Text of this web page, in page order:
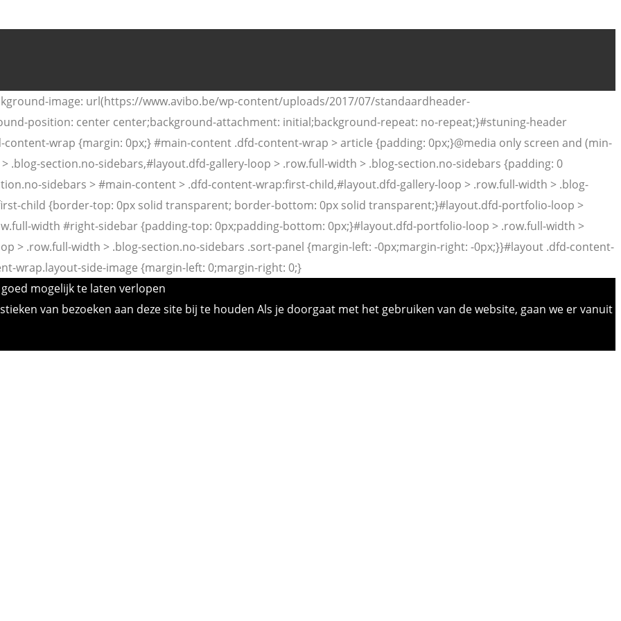
image: url(https://www.avibo.be/wp-content/uploads/2017/07/standaardheader-
position: center center;background-attachment: initial;background-repeat: no-repeat;}#stuning-header
wrap {margin: 0px;} #main-content .dfd-content-wrap > article {padding: 0px;}@media only screen and (min-
section.no-sidebars,#layout.dfd-gallery-loop > .row.full-width > .blog-section.no-sidebars {padding: 0
sidebars > #main-content > .dfd-content-wrap:first-child,#layout.dfd-gallery-loop > .row.full-width > .blog-
child {border-top: 0px solid transparent; border-bottom: 0px solid transparent;}#layout.dfd-portfolio-loop >
width #right-sidebar {padding-top: 0px;padding-bottom: 0px;}#layout.dfd-portfolio-loop > .row.full-width >
> .row.full-width > .blog-section.no-sidebars .sort-panel {margin-left: -0px;margin-right: -0px;}}#layout .dfd-content-
wrap.layout-side-image {margin-left: 0;margin-right: 0;}
mogelijk te laten verlopen
van bezoeken aan deze site bij te houden Als je doorgaat met het gebruiken van de website, gaan we er vanuit